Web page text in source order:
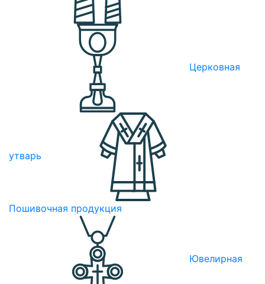
Церковная
утварь
Пошивочная продукция
Ювелирная